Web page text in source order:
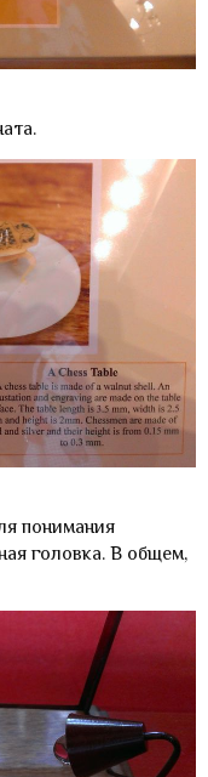
понимания
головка. В общем,